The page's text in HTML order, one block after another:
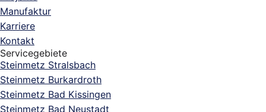
Manufaktur
Karriere
Kontakt
Servicegebiete
Steinmetz Stralsbach
Steinmetz Burkardroth
Steinmetz Bad Kissingen
Steinmetz Bad Neustadt